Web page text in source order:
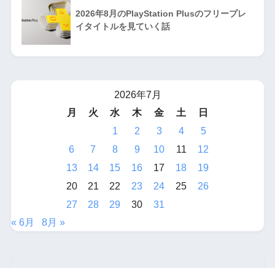
2026年8月のPlayStation Plusのフリープレ
イタイトルを見ていく話
2026年7月
月
火 水 木 金 土
日
1
2 3 4
5
6
7 8 9 10 11
12
13
14 15 16 17 18
19
20
21 22 23 24 25
26
27
28 29 30
31
« 6月
8月 »